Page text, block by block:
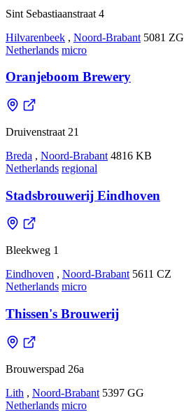
Sint Sebastiaanstraat 4
Hilvarenbeek , Noord-Brabant 5081 ZG
Netherlands micro
Oranjeboom Brewery
Druivenstraat 21
Breda , Noord-Brabant 4816 KB
Netherlands regional
Stadsbrouwerij Eindhoven
Bleekweg 1
Eindhoven , Noord-Brabant 5611 CZ
Netherlands micro
Thissen's Brouwerij
Brouwerspad 26a
Lith , Noord-Brabant 5397 GG
Netherlands micro